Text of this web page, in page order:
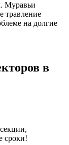
Муравьи
травление
на долгие
в
сроки!